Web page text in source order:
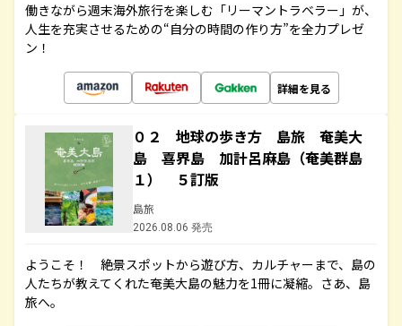
働きながら週末海外旅行を楽しむ「リーマントラベラー」が、
人生を充実させるための“自分の時間の作り方”を全力プレゼ
ン！
詳細を見る
０２ 地球の歩き方 島旅 奄美大
島 喜界島 加計呂麻島（奄美群島
１） ５訂版
島旅
2026.08.06 発売
ようこそ！ 絶景スポットから遊び方、カルチャーまで、島の
人たちが教えてくれた奄美大島の魅力を1冊に凝縮。さあ、島
旅へ。